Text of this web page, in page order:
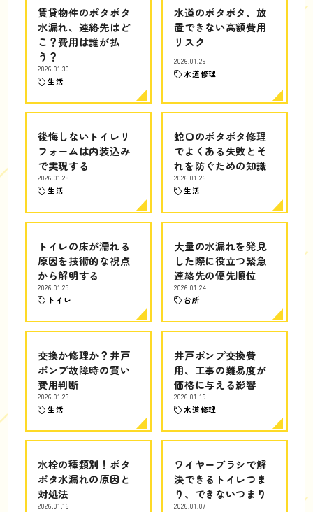
賃貸物件のポタポタ
水漏れ、連絡先はど
こ？費用は誰が払
う？
2026.01.30
生活
水道のポタポタ、放
置できない高額費用
リスク
2026.01.29
水道修理
後悔しないトイレリ
フォームは内装込み
で実現する
2026.01.28
生活
蛇口のポタポタ修理
でよくある失敗とそ
れを防ぐための知識
2026.01.26
生活
トイレの床が濡れる
原因を技術的な視点
から解明する
2026.01.25
トイレ
大量の水漏れを発見
した際に役立つ緊急
連絡先の優先順位
2026.01.24
台所
交換か修理か？井戸
ポンプ故障時の賢い
費用判断
2026.01.23
生活
井戸ポンプ交換費
用、工事の難易度が
価格に与える影響
2026.01.19
水道修理
水栓の種類別！ポタ
ポタ水漏れの原因と
対処法
2026.01.16
ワイヤーブラシで解
決できるトイレつま
り、できないつまり
2026.01.07